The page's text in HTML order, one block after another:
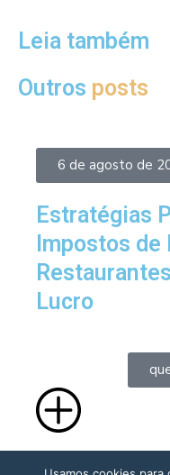
Leia também
Outros posts
6 de agosto de 2026
Estratégias
Impostos de
Restaurantes e
Lucro
quero